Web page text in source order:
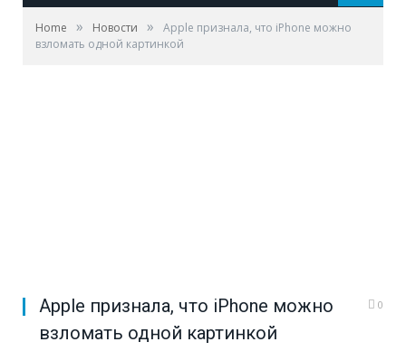
Home » Новости »
Apple признала, что iPhone можно
взломать одной картинкой
Apple признала, что iPhone можно
взломать одной картинкой
0